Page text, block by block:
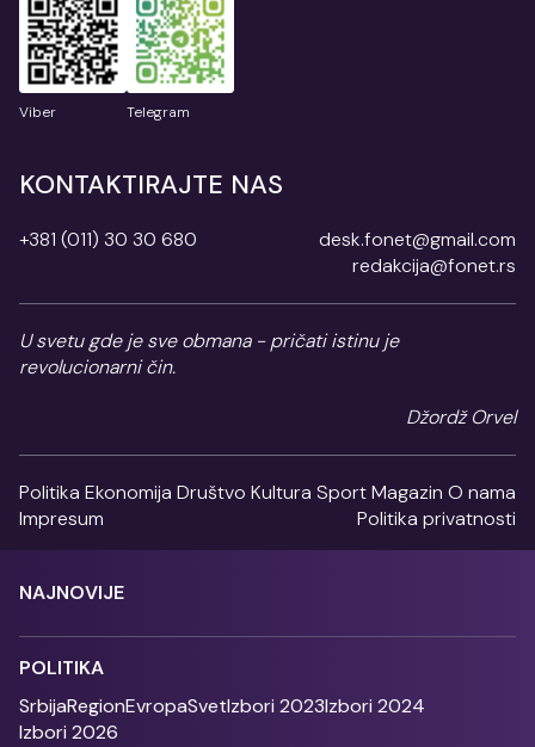
Viber Telegram
KONTAKTIRAJTE NAS
+381 (011) 30 30 680
desk.fonet@gmail.com
redakcija@fonet.rs
U svetu gde je sve obmana - pričati istinu je
revolucionarni čin.
Džordž Orvel
Politika Ekonomija Društvo Kultura SportMagazin O nama
Impresum
Politika privatnosti
NAJNOVIJE
POLITIKA
SrbijaRegionEvropaSvetIzbori 2023Izbori 2024
Izbori 2026